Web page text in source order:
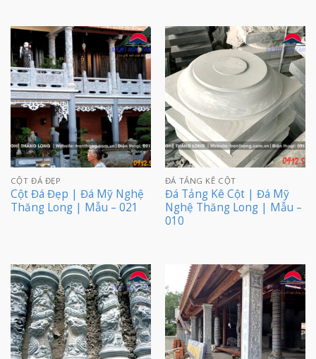
CỘT ĐÁ ĐẸP
Cột Đá Đẹp | Đá Mỹ Nghệ
Thăng Long | Mẫu – 021
ĐÁ TẢNG KÊ CỘT
Đá Tảng Kê Cột | Đá Mỹ
Nghệ Thăng Long | Mẫu –
010